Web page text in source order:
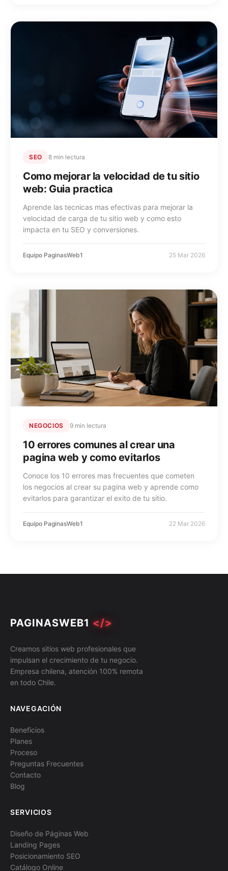
SEO 8 min lectura
Como mejorar la velocidad de tu sitio
web: Guia practica
Aprende las tecnicas mas efectivas para mejorar la
velocidad de carga de tu sitio web y como esto
impacta en tu SEO y conversiones.
Equipo PaginasWeb1 25 Mar 2026
NEGOCIOS 9 min lectura
10 errores comunes al crear una
pagina web y como evitarlos
Conoce los 10 errores mas frecuentes que cometen
los negocios al crear su pagina web y aprende como
evitarlos para garantizar el exito de tu sitio.
Equipo PaginasWeb1 22 Mar 2026
PAGINASWEB1 </>
Creamos sitios web profesionales que
impulsan el crecimiento de tu negocio.
Empresa chilena, atención 100% remota
en todo Chile.
NAVEGACIÓN
Beneficios
Planes
Proceso
Preguntas Frecuentes
Contacto
Blog
SERVICIOS
Diseño de Páginas Web
Landing Pages
Posicionamiento SEO
Catálogo Online